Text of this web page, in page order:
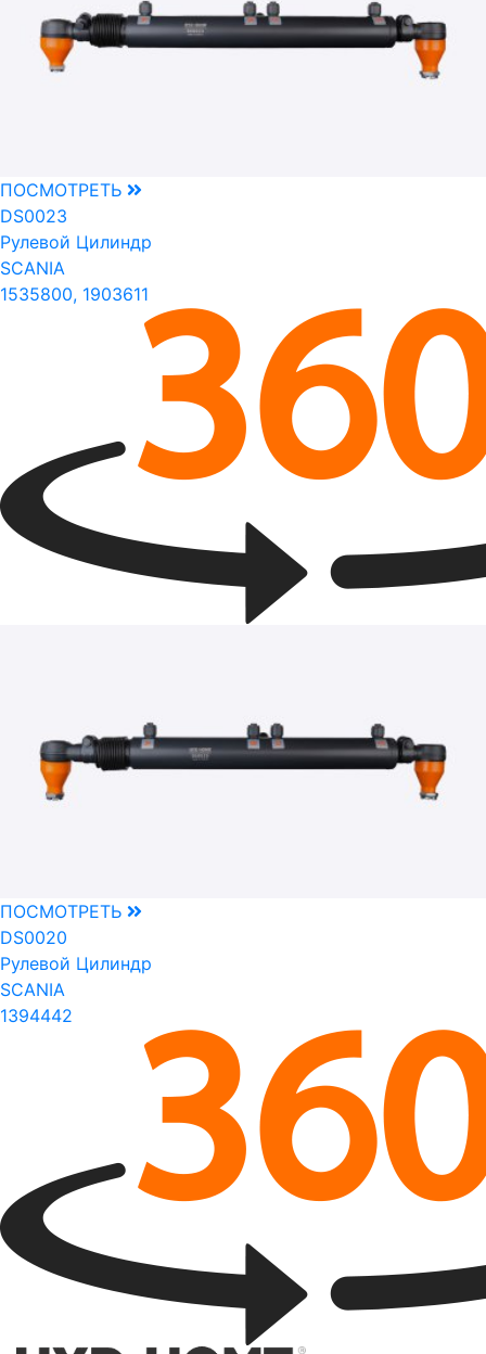
ПОСМОТРЕТЬ
DS0023
Рулевой Цилиндр
SCANIA
1535800, 1903611
ПОСМОТРЕТЬ
DS0020
Рулевой Цилиндр
SCANIA
1394442